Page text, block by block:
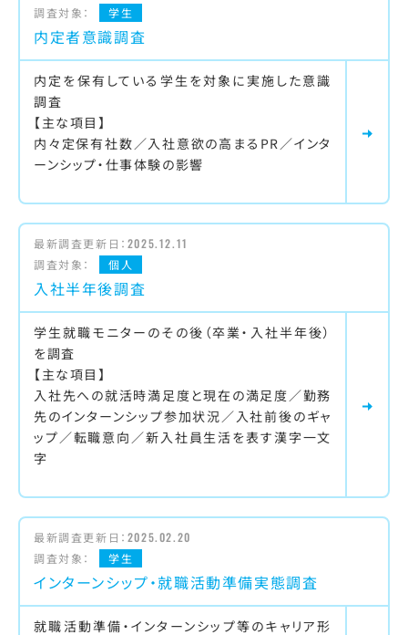
調査対象：
学生
内定者意識調査
内定を保有している学生を対象に実施した意識
調査
【主な項目】
内々定保有社数／入社意欲の高まるPR／インタ
ーンシップ・仕事体験の影響
最新調査更新日： 2025.12.11
調査対象：
個人
入社半年後調査
学生就職モニターのその後（卒業・入社半年後）
を調査
【主な項目】
入社先への就活時満足度と現在の満足度／勤務
先のインターンシップ参加状況／入社前後のギャ
ップ／転職意向／新入社員生活を表す漢字一文
字
最新調査更新日： 2025.02.20
調査対象：
学生
インターンシップ・就職活動準備実態調査
就職活動準備・インターンシップ等のキャリア形